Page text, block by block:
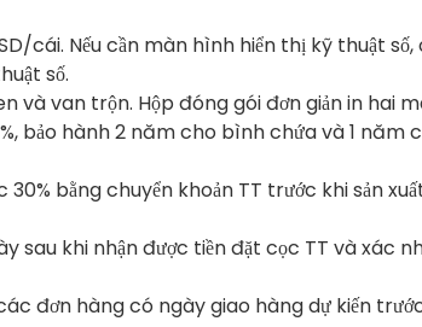
cái. Nếu cần màn hình hiển thị kỹ thuật
số.
và van trộn. Hộp đóng gói đơn giản in hai
bảo hành 2 năm cho bình chứa và 1 năm
bằng chuyển khoản TT trước khi sản
sau khi nhận được tiền đặt cọc TT và xác
đơn hàng có ngày giao hàng dự kiến